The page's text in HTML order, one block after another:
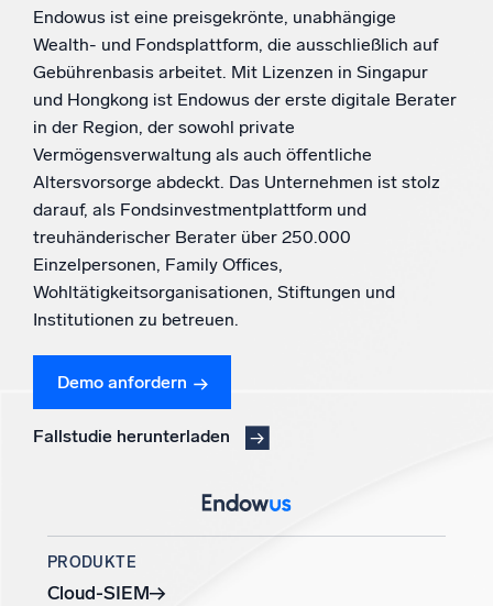
Plattform
Überwachen, Fehler beheben, automatisieren und verteidigen
Unterstützt durch KI/ML
Intelligente Sicherheitsoperationen
reagieren
Protokolle für Sicherheit
Intelligente Cloud-Abläufe
Protokollanalyse
Endowus ist eine preisgekrönte, unabhängige
Wealth- und Fondsplattform, die ausschließlich auf
Gebührenbasis arbeitet. Mit Lizenzen in Singapur
und Hongkong ist Endowus der erste digitale Berater
in der Region, der sowohl private
Vermögensverwaltung als auch öffentliche
Altersvorsorge abdeckt. Das Unternehmen ist stolz
darauf, als Fondsinvestmentplattform und
treuhänderischer Berater über 250.000
Einzelpersonen, Family Offices,
Wohltätigkeitsorganisationen, Stiftungen und
Institutionen zu betreuen.
Demo anfordern
Fallstudie herunterladen
PRODUKTE
Cloud-SIEM